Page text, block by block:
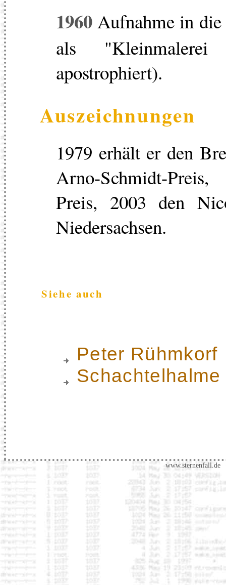
1960 Aufnahme in
als "Kleinmalerei
apostrophiert).
Auszeichnungen
1979 erhält er den
Arno-Schmidt-
Preis, 2003 den
Niedersachsen.
Siehe auch
Peter Rühmkorf
Schachtelhalme
www.sternenfall.de